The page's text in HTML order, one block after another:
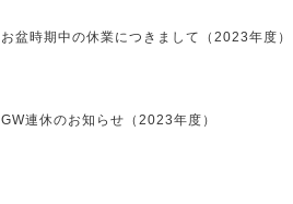
お盆時期中の休業につきまして（2023年度）
GW連休のお知らせ（2023年度）